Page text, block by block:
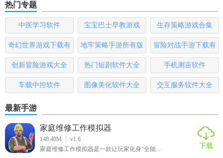
·旅游攻略：国内外热门旅游目的地精品攻略、游记，同程旅
行资深旅游编辑与近百位知名游记作家和千万“驴友”倾力打
造，旅途感悟、目的地玩法、省钱妙招、消费陷阱提
【同程旅行app福利】
1.新用户尽享更多好礼，基本上所有新用户好礼这里都有超多
2.全新的酒店预订服务，你们可以直接在这里选择预订，获得
更好的住宿体验
3.多样化机票预订，所有的机票预订功能都能够多样化的给到
你们各位查询
热门专题
中医学习软件 宝宝巴士早教游戏 生存策略游戏合集
奇幻世界游戏下载有
哪些
地牢策略手游所有版
本
冒险对战手游下载有
哪些
创新冒险游戏大全 热门短剧软件大全 手机测亩软件
车载中控软件 图像美化软件大全 交互服务软件大全
最新手游
家庭维修工作模拟器
148.40M
v1.6
家庭维修工作模拟器是一款让玩家化身“全能...
下载